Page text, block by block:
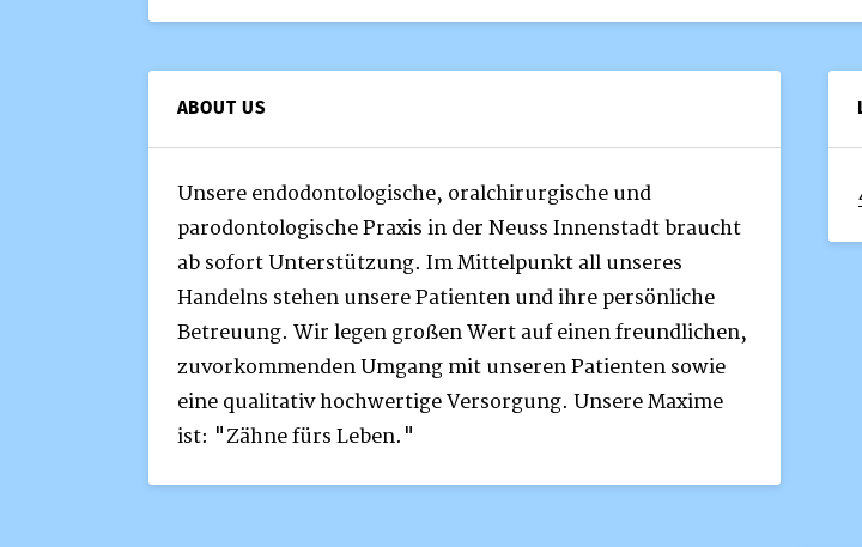
ABOUT US
Unsere endodontologische, oralchirurgische und
parodontologische Praxis in der Neuss Innenstadt braucht
ab sofort Unterstützung. Im Mittelpunkt all unseres
Handelns stehen unsere Patienten und ihre persönliche
Betreuung. Wir legen großen Wert auf einen freundlichen,
zuvorkommenden Umgang mit unseren Patienten sowie
eine qualitativ hochwertige Versorgung. Unsere Maxime
ist: "Zähne fürs Leben."